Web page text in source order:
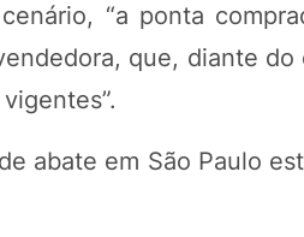
“a ponta
que, diante
abate em São Paulo